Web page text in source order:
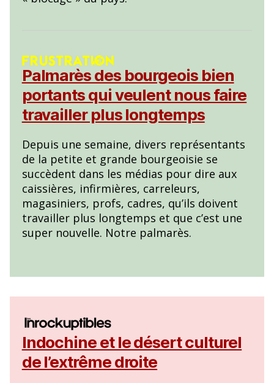
Palmarès des bourgeois bien
portants qui veulent nous faire
travailler plus longtemps
Depuis une semaine, divers représentants
de la petite et grande bourgeoisie se
succèdent dans les médias pour dire aux
caissières, infirmières, carreleurs,
magasiniers, profs, cadres, qu’ils doivent
travailler plus longtemps et que c’est une
super nouvelle. Notre palmarès.
Indochine et le désert culturel
de l’extrême droite